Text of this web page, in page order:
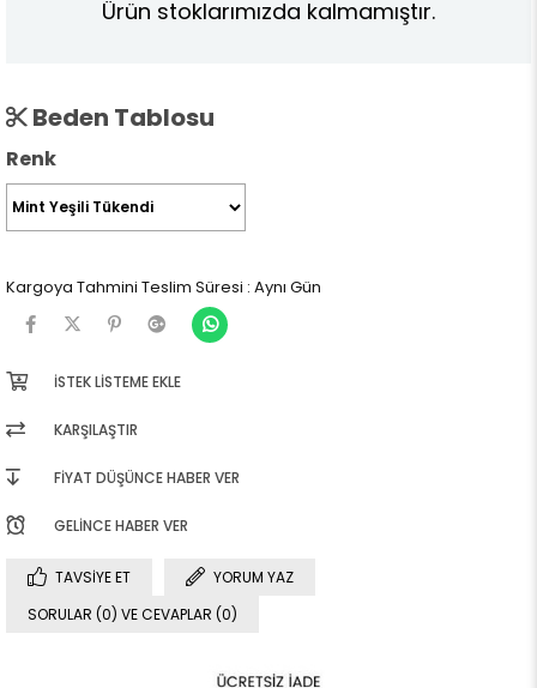
Ürün stoklarımızda kalmamıştır.
Beden Tablosu
Renk
Kargoya Tahmini Teslim Süresi : Aynı Gün
İSTEK LISTEME EKLE
KARŞILAŞTIR
FIYAT DÜŞÜNCE HABER VER
GELINCE HABER VER
TAVSIYE ET
YORUM YAZ
SORULAR (0) VE CEVAPLAR (0)